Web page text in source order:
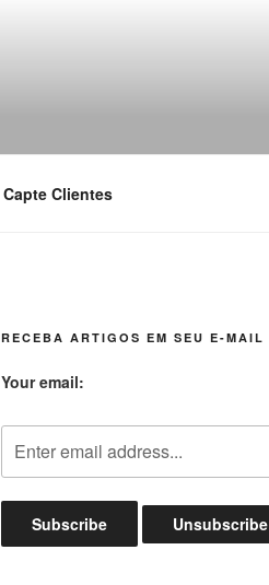
Capte Clientes
RECEBA ARTIGOS EM SEU E-MAIL
Your email: